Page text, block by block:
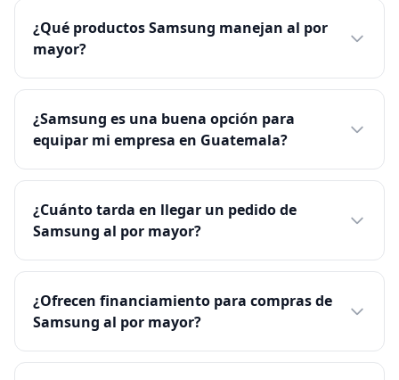
¿Qué productos Samsung manejan al por
mayor?
¿Samsung es una buena opción para
equipar mi empresa en Guatemala?
¿Cuánto tarda en llegar un pedido de
Samsung al por mayor?
¿Ofrecen financiamiento para compras de
Samsung al por mayor?